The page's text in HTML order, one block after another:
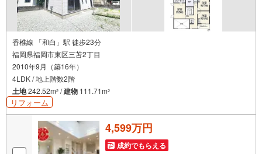
香椎線 「和白」駅 徒歩23分
福岡県福岡市東区三苫2丁目
2010年9月（築16年）
4LDK / 地上階数2階
土地242.52m2 /建物 111.71m2
リフォーム
4,599万円
成約でもらえる